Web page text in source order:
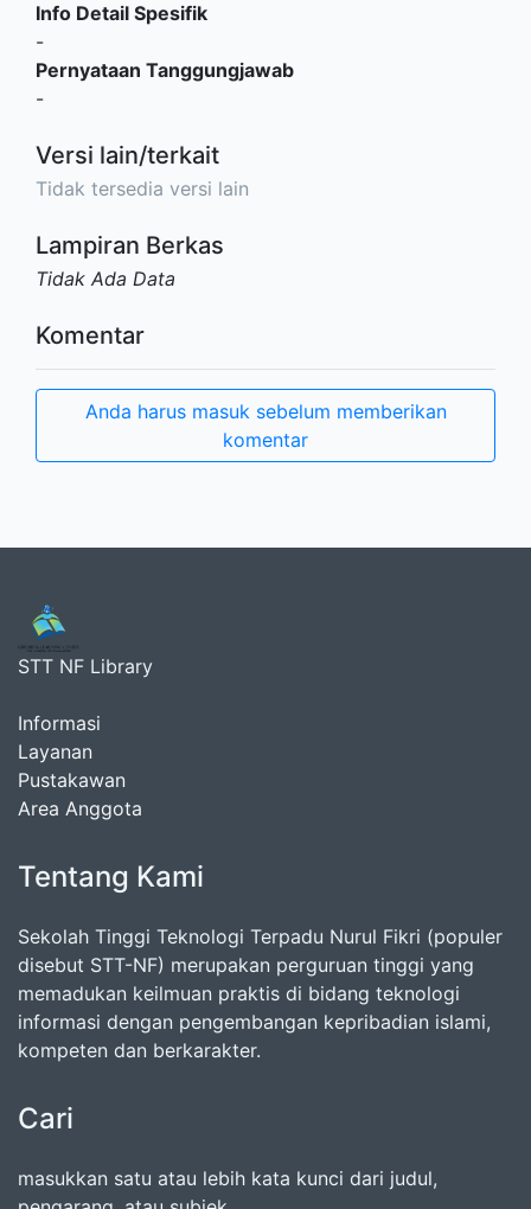
Info Detail Spesifik
-
Pernyataan Tanggungjawab
-
Versi lain/terkait
Tidak tersedia versi lain
Lampiran Berkas
Tidak Ada Data
Komentar
Anda harus masuk sebelum memberikan
komentar
STT NF Library
Informasi
Layanan
Pustakawan
Area Anggota
Tentang Kami
Sekolah Tinggi Teknologi Terpadu Nurul Fikri (populer
disebut STT-NF) merupakan perguruan tinggi yang
memadukan keilmuan praktis di bidang teknologi
informasi dengan pengembangan kepribadian islami,
kompeten dan berkarakter.
Cari
masukkan satu atau lebih kata kunci dari judul,